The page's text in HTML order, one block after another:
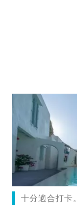
十分適合打卡。